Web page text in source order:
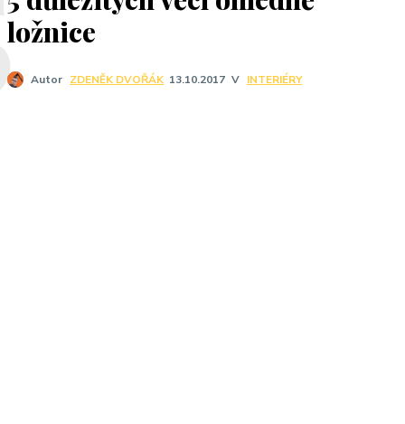
ložnice
Autor ZDENĚK DVOŘÁK 13.10.2017 V INTERIÉRY